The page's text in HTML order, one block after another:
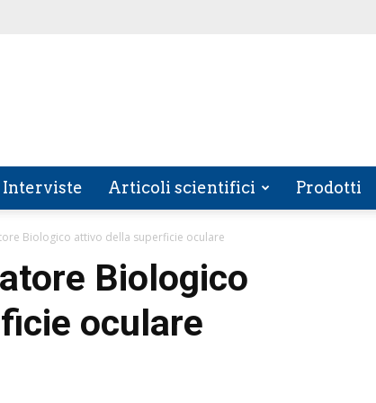
Interviste Articoli scientifici Prodotti
Biologico attivo della superficie oculare
Biologico
oculare